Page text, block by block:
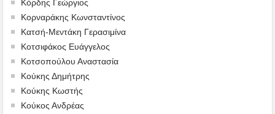
Κόρδης Γεώργιος
Κορναράκης Κωνσταντίνος
Κατσή-Μεντάκη Γερασιμίνα
Κοτσιφάκος Ευάγγελος
Κοτσοπούλου Αναστασία
Κούκης Δημήτρης
Κούκης Κωστής
Κούκος Ανδρέας